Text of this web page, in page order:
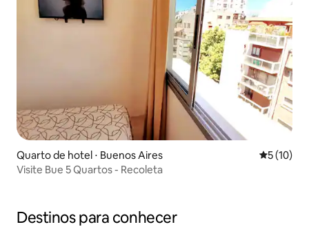
Quarto de hotel ⋅ Buenos Aires 5 de uma
5 (10)
Visite Bue 5 Quartos - Recoleta
Destinos para conhecer